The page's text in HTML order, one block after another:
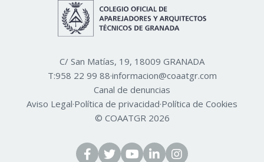
C/ San Matías, 19, 18009 GRANADA
T:958 22 99 88·informacion@coaatgr.com
Canal de denuncias
Aviso Legal·Política de privacidad·Política de Cookies
© COAATGR 2026